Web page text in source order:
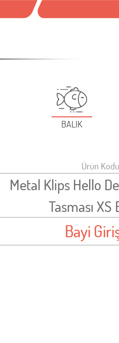
BALIK
Ürün
Metal Klips Hello
Tasması
Bayi